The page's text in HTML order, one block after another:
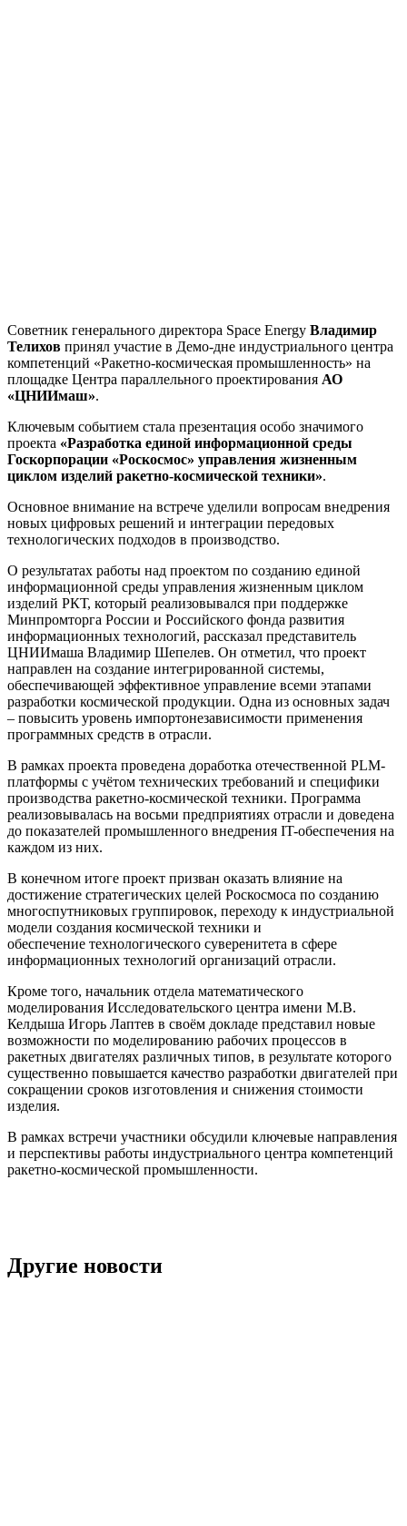
Советник генерального директора Space Energy Владимир
Телихов принял участие в Демо-дне индустриального центра
компетенций «Ракетно-космическая промышленность» на
площадке Центра параллельного проектирования АО
«ЦНИИмаш».
Ключевым событием стала презентация особо значимого
проекта «Разработка единой информационной среды
Госкорпорации «Роскосмос» управления жизненным
циклом изделий ракетно-космической техники».
Основное внимание на встрече уделили вопросам внедрения
новых цифровых решений и интеграции передовых
технологических подходов в производство.
О результатах работы над проектом по созданию единой
информационной среды управления жизненным циклом
изделий РКТ, который реализовывался при поддержке
Минпромторга России и Российского фонда развития
информационных технологий, рассказал представитель
ЦНИИмаша Владимир Шепелев. Он отметил, что проект
направлен на создание интегрированной системы,
обеспечивающей эффективное управление всеми этапами
разработки космической продукции. Одна из основных задач
– повысить уровень импортонезависимости применения
программных средств в отрасли.
В рамках проекта проведена доработка отечественной PLM-
платформы с учётом технических требований и специфики
производства ракетно-космической техники. Программа
реализовывалась на восьми предприятиях отрасли и доведена
до показателей промышленного внедрения IT-обеспечения на
каждом из них.
В конечном итоге проект призван оказать влияние на
достижение стратегических целей Роскосмоса по созданию
многоспутниковых группировок, переходу к индустриальной
модели создания космической техники и
обеспечение технологического суверенитета в сфере
информационных технологий организаций отрасли.
Кроме того, начальник отдела математического
моделирования Исследовательского центра имени М.В.
Келдыша Игорь Лаптев в своём докладе представил новые
возможности по моделированию рабочих процессов в
ракетных двигателях различных типов, в результате которого
существенно повышается качество разработки двигателей при
сокращении сроков изготовления и снижения стоимости
изделия.
В рамках встречи участники обсудили ключевые направления
и перспективы работы индустриального центра компетенций
ракетно-космической промышленности.
Другие новости